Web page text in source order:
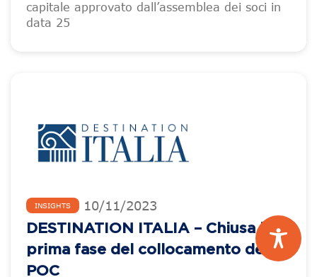
capitale approvato dall’assemblea dei soci in
data 25
INSIGHTS 10/11/2023
DESTINATION ITALIA – Chiusa la
prima fase del collocamento del
POC